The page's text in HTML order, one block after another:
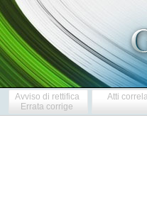
Avviso di rettifica
Errata corrige
Atti